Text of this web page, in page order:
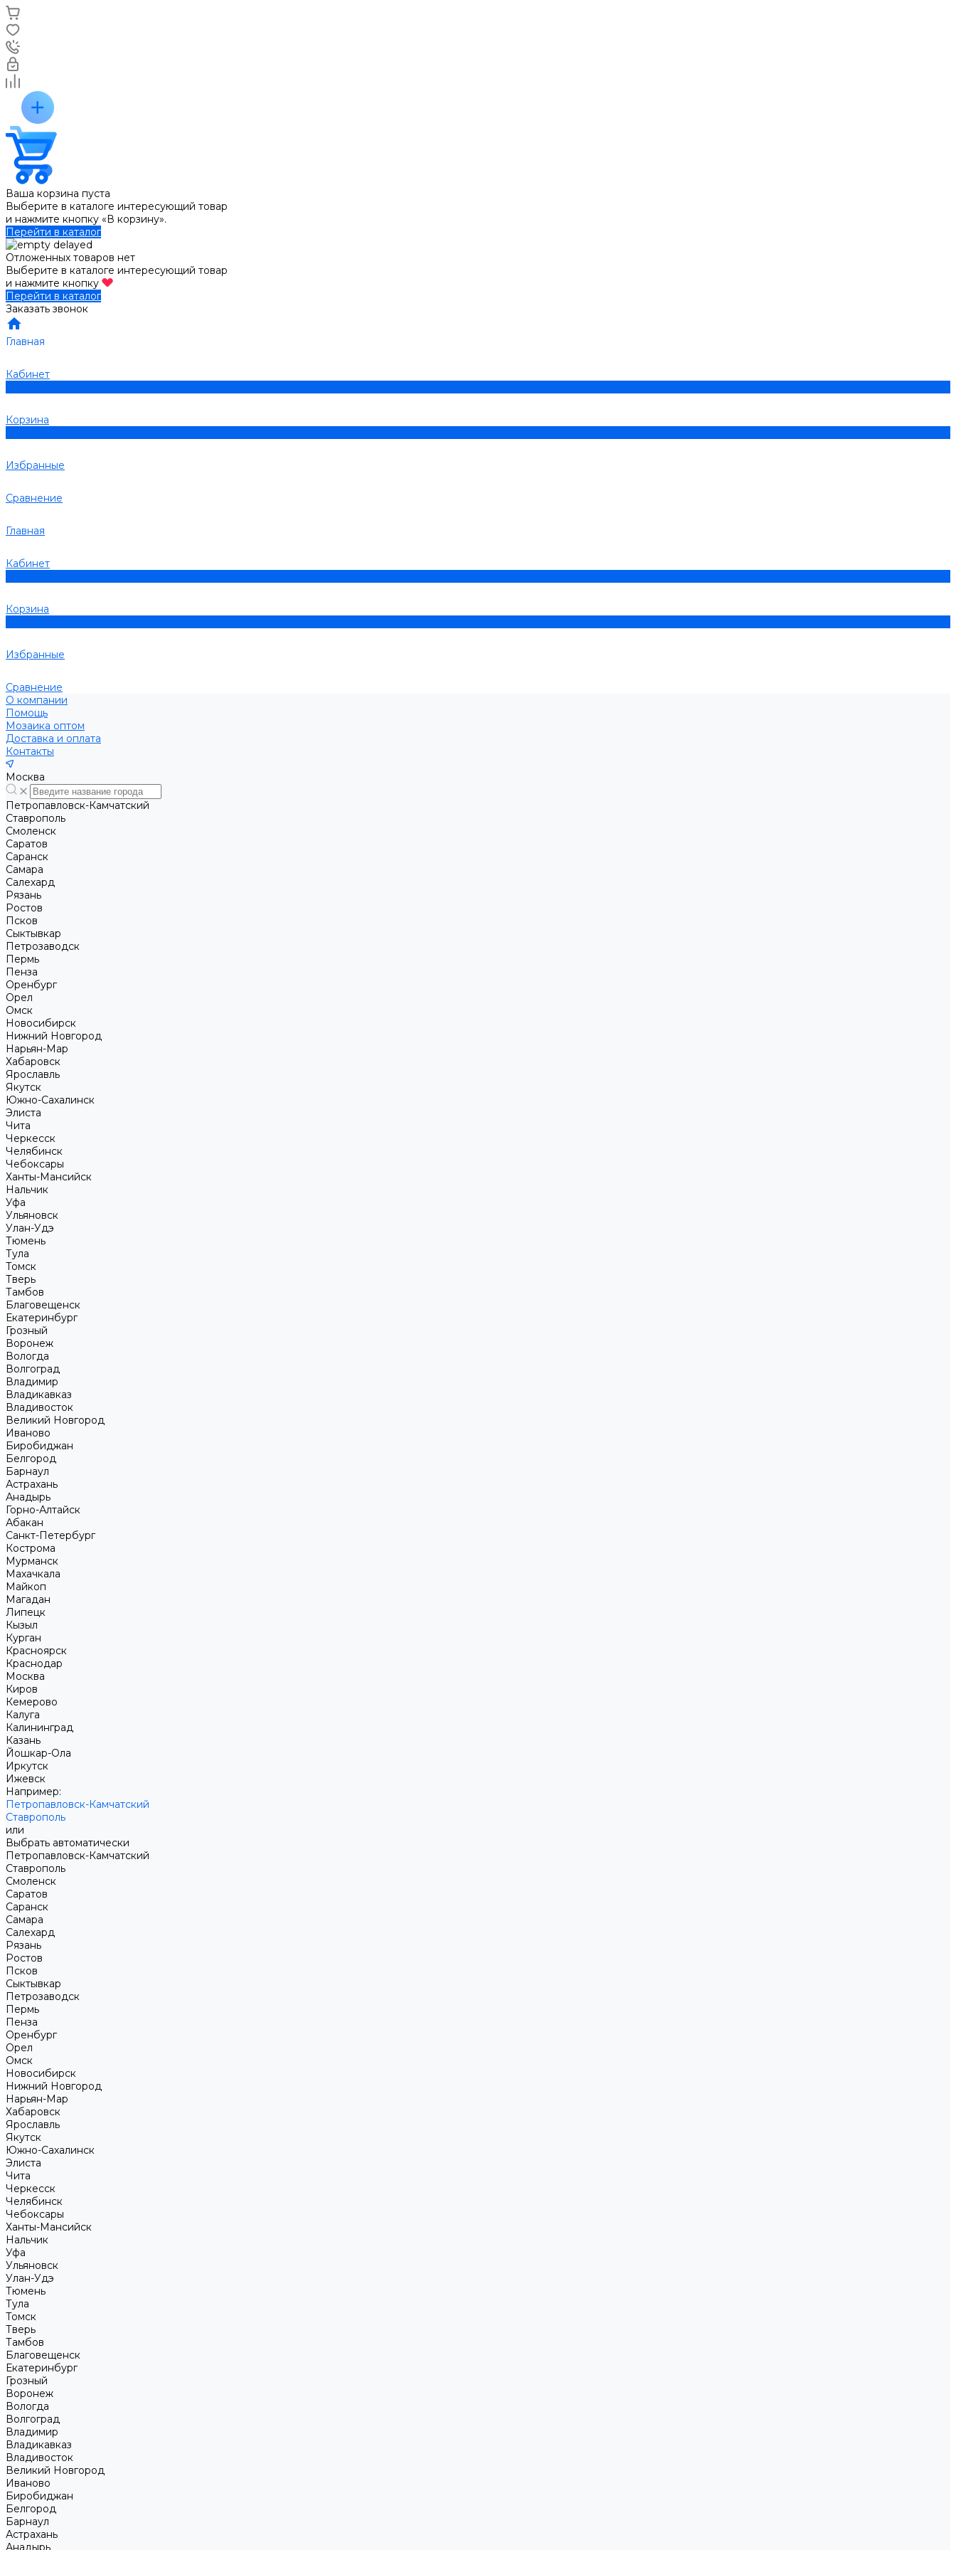
Ваша корзина пуста
Выберите в каталоге интересующий товар
и нажмите кнопку «В корзину».
Перейти в каталог
Отложенных товаров нет
Выберите в каталоге интересующий товар
и нажмите кнопку
Перейти в каталог
Заказать звонок
Главная
Кабинет
Корзина
Избранные
Сравнение
Главная
Кабинет
Корзина
Избранные
Сравнение
О компании
Помощь
Мозаика оптом
Доставка и оплата
Контакты
Москва
Петропавловск-Камчатский
Ставрополь
Смоленск
Саратов
Саранск
Самара
Салехард
Рязань
Ростов
Псков
Сыктывкар
Петрозаводск
Пермь
Пенза
Оренбург
Орел
Омск
Новосибирск
Нижний Новгород
Нарьян-Мар
Хабаровск
Ярославль
Якутск
Южно-Сахалинск
Элиста
Чита
Черкесск
Челябинск
Чебоксары
Ханты-Мансийск
Нальчик
Уфа
Ульяновск
Улан-Удэ
Тюмень
Тула
Томск
Тверь
Тамбов
Благовещенск
Екатеринбург
Грозный
Воронеж
Вологда
Волгоград
Владимир
Владикавказ
Владивосток
Великий Новгород
Иваново
Биробиджан
Белгород
Барнаул
Астрахань
Анадырь
Горно-Алтайск
Абакан
Санкт-Петербург
Кострома
Мурманск
Махачкала
Майкоп
Магадан
Липецк
Кызыл
Курган
Красноярск
Краснодар
Москва
Киров
Кемерово
Калуга
Калининград
Казань
Йошкар-Ола
Иркутск
Ижевск
Например:
Петропавловск-Камчатский
Ставрополь
или
Выбрать автоматически
Петропавловск-Камчатский
Ставрополь
Смоленск
Саратов
Саранск
Самара
Салехард
Рязань
Ростов
Псков
Сыктывкар
Петрозаводск
Пермь
Пенза
Оренбург
Орел
Омск
Новосибирск
Нижний Новгород
Нарьян-Мар
Хабаровск
Ярославль
Якутск
Южно-Сахалинск
Элиста
Чита
Черкесск
Челябинск
Чебоксары
Ханты-Мансийск
Нальчик
Уфа
Ульяновск
Улан-Удэ
Тюмень
Тула
Томск
Тверь
Тамбов
Благовещенск
Екатеринбург
Грозный
Воронеж
Вологда
Волгоград
Владимир
Владикавказ
Владивосток
Великий Новгород
Иваново
Биробиджан
Белгород
Барнаул
Астрахань
Анадырь